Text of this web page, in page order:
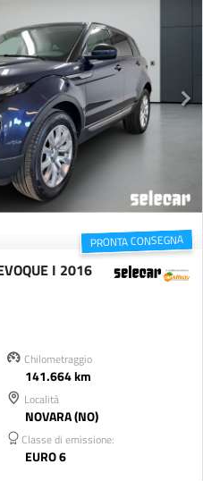
PRONTA CONSEGNA
I 2016
Chilometraggio
141.664 km
Località
NOVARA (NO)
Classe di emissione:
EURO 6